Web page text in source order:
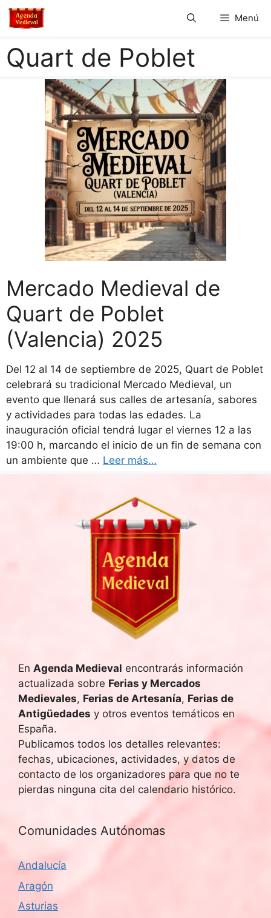
Saltar
Menú
Quart de Poblet
Mercado Medieval de
Quart de Poblet
(Valencia) 2025
Del 12 al 14 de septiembre de 2025, Quart de Poblet
celebrará su tradicional Mercado Medieval, un
evento que llenará sus calles de artesanía, sabores
y actividades para todas las edades. La
inauguración oficial tendrá lugar el viernes 12 a las
19:00 h, marcando el inicio de un fin de semana con
un ambiente que … Leer más…
En Agenda Medieval encontrarás información
actualizada sobre Ferias y Mercados
Medievales, Ferias de Artesanía, Ferias de
Antigüedades y otros eventos temáticos en
España.
Publicamos todos los detalles relevantes:
fechas, ubicaciones, actividades, y datos de
contacto de los organizadores para que no te
pierdas ninguna cita del calendario histórico.
Comunidades Autónomas
Andalucía
Aragón
Asturias